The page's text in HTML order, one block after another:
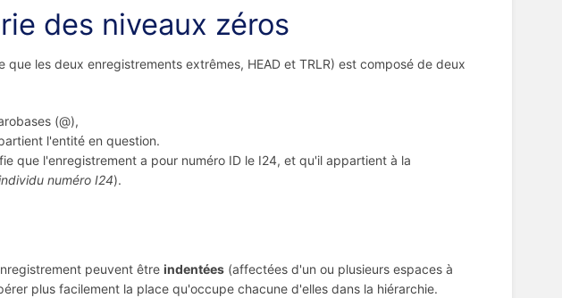
des niveaux zéros
les deux enregistrements extrêmes, HEAD et TRLR) est composé de deux
(@),
l'entité en question.
que l'enregistrement a pour numéro ID le I24, et qu'il appartient à la
numéro I24).
peuvent être indentées (affectées d'un ou plusieurs espaces à
plus facilement la place qu'occupe chacune d'elles dans la hiérarchie.